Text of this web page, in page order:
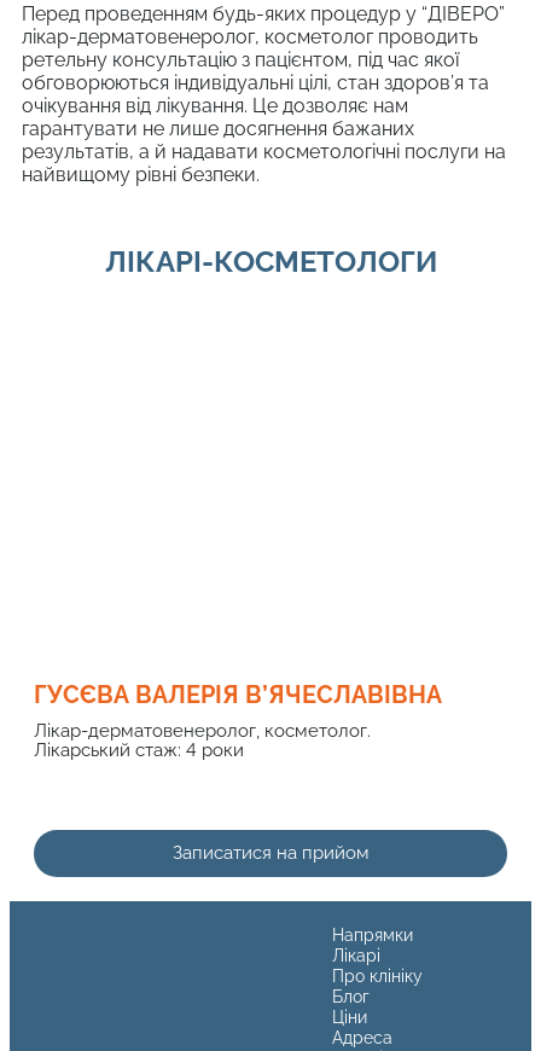
Перед проведенням будь-яких процедур у “ДІВЕРО”
лікар-дерматовенеролог, косметолог проводить
ретельну консультацію з пацієнтом, під час якої
обговорюються індивідуальні цілі, стан здоров’я та
очікування від лікування. Це дозволяє нам
гарантувати не лише досягнення бажаних
результатів, а й надавати косметологічні послуги на
найвищому рівні безпеки.
ЛІКАРІ-КОСМЕТОЛОГИ
ГУСЄВА ВАЛЕРІЯ В’ЯЧЕСЛАВІВНА
Лікар-дерматовенеролог, косметолог.
Лікарський стаж: 4 роки
Записатися на прийом
Напрямки
Лікарі
Про клініку
Блог
Ціни
Адреса